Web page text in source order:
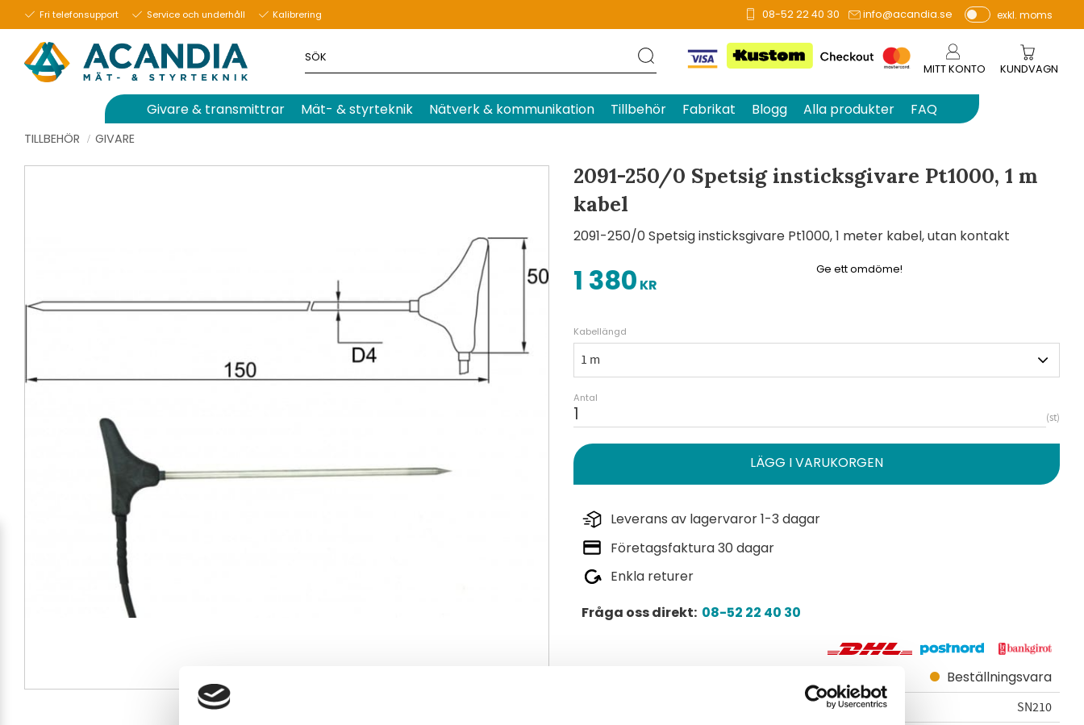
Fri telefonsupport Service och underhåll Kalibrering 08-52 22 40 30 info@acandia.se
P
e
r
vi
s
exkl. moms
MITT KONTO KUNDVAGN
Givare & transmittrar Mät- & styrteknik Nätverk & kommunikation Tillbehör Fabrikat Blogg Alla produkter FAQ
TILLBEHÖR GIVARE
2091-250/0 Spetsig insticksgivare Pt1000, 1 m
kabel
2091-250/0 Spetsig insticksgivare Pt1000, 1 meter kabel, utan kontakt
1 380 KR
Kabellängd
Antal
st
Leverans av lagervaror 1-3 dagar
Företagsfaktura 30 dagar
Enkla returer
Fråga oss direkt: 08-52 22 40 30
Beställningsvara
SN210
Ge ett omdöme!
Baserat på 0 betyg.